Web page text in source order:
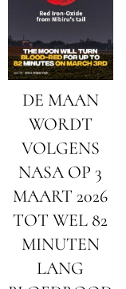
DE MAAN
WORDT
VOLGENS
NASA OP 3
MAART 2026
TOT WEL 82
MINUTEN
LANG